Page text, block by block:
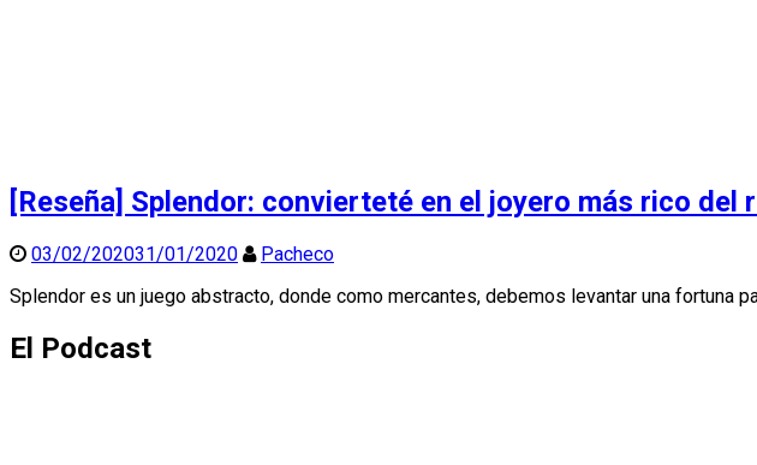
[Reseña] Splendor: convierteté en el joyero más rico del
03/02/202031/01/2020
Pacheco
Splendor es un juego abstracto, donde como mercantes, debemos levantar una fortuna
El Podcast